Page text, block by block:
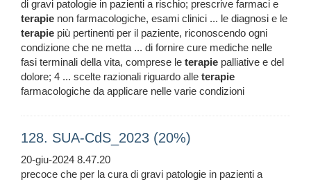
di gravi patologie in pazienti a rischio; prescrive farmaci e
terapie non farmacologiche, esami clinici ... le diagnosi e le
terapie più pertinenti per il paziente, riconoscendo ogni
condizione che ne metta ... di fornire cure mediche nelle
fasi terminali della vita, comprese le terapie palliative e del
dolore; 4 ... scelte razionali riguardo alle terapie
farmacologiche da applicare nelle varie condizioni
128. SUA-CdS_2023 (20%)
20-giu-2024 8.47.20
precoce che per la cura di gravi patologie in pazienti a